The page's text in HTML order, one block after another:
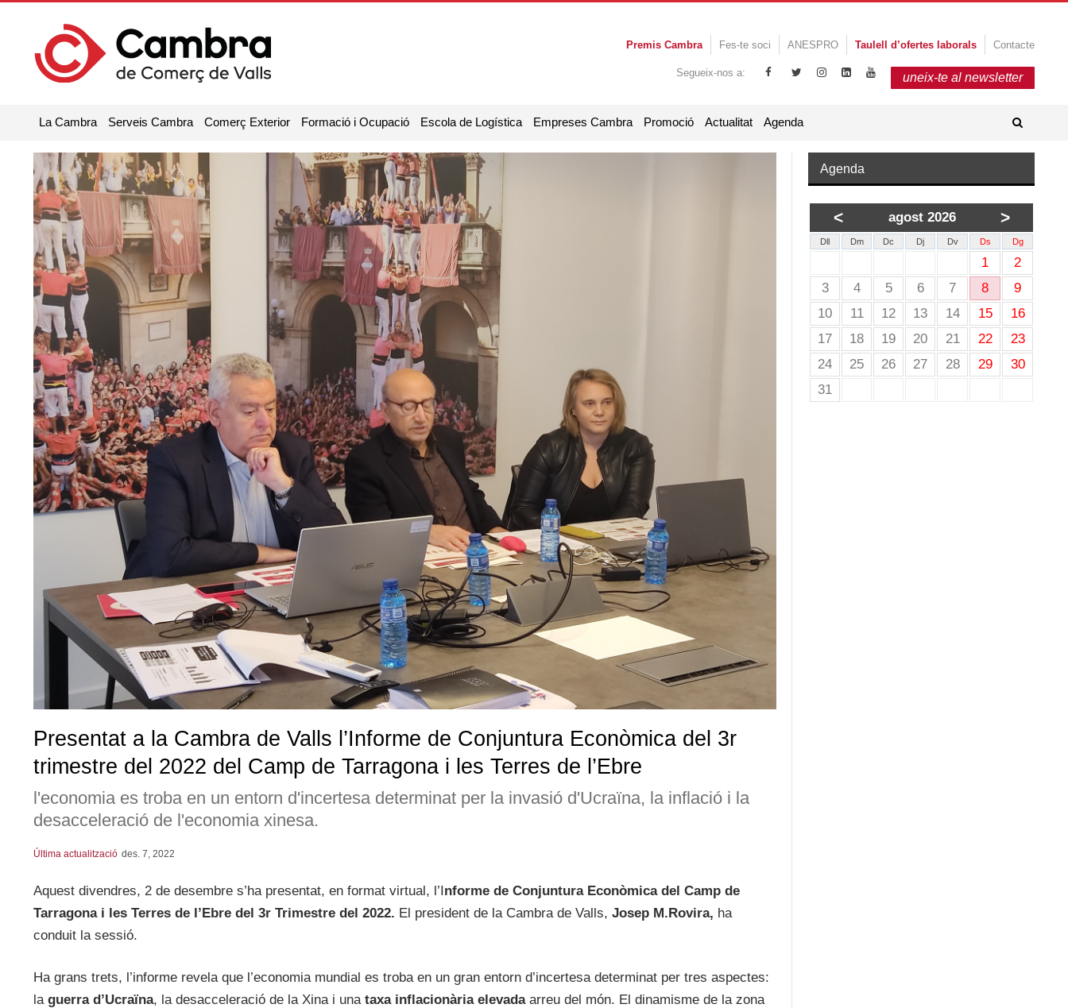
Premis Cambra Fes-te soci ANESPRO Taulell d’ofertes laborals Contacte
Segueix-nos a: uneix-te al newsletter
La Cambra Serveis Cambra Comerç Exterior Formació i Ocupació Escola de Logística Empreses Cambra Promoció Actualitat Agenda
Presentat a la Cambra de Valls l’Informe de Conjuntura Econòmica del 3r
trimestre del 2022 del Camp de Tarragona i les Terres de l’Ebre
l'economia es troba en un entorn d'incertesa determinat per la invasió d'Ucraïna, la inflació i la
desacceleració de l'economia xinesa.
Última actualització des. 7, 2022
Aquest divendres, 2 de desembre s’ha presentat, en format virtual, l’Informe de Conjuntura Econòmica del Camp de
Tarragona i les Terres de l’Ebre del 3r Trimestre del 2022. El president de la Cambra de Valls, Josep M.Rovira, ha
conduit la sessió.
Ha grans trets, l’informe revela que l’economia mundial es troba en un gran entorn d’incertesa determinat per tres aspectes:
la guerra d’Ucraïna, la desacceleració de la Xina i una taxa inflacionària elevadaarreu del món. El dinamisme de la zona
Agenda
< agost 2026 >
Dll Dm Dc Dj Dv Ds Dg
1
2
3
4 5 6 7 8
9
10
11 12 13 14 15
16
17
18 19 20 21 22
23
24
25 26 27 28 29
30
31